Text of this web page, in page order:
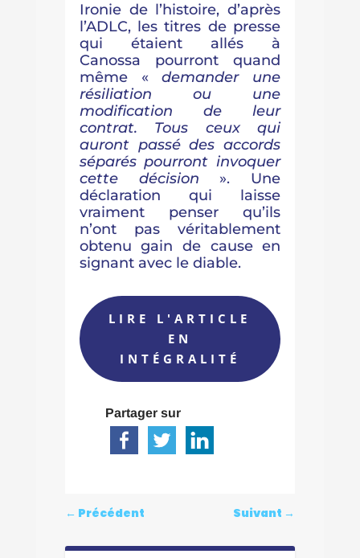
Ironie de l’histoire, d’après
l’ADLC, les titres de presse
qui étaient allés à
Canossa pourront quand
même «demander une
résiliation ou une
modification de leur
contrat. Tous ceux qui
auront passé des accords
séparés pourront invoquer
cette décision ». Une
déclaration qui laisse
vraiment penser qu’ils
n’ont pas véritablement
obtenu gain de cause en
signant avec le diable.
LIRE L'ARTICLE
EN
INTÉGRALITÉ
Partager sur
← Précédent Suivant →